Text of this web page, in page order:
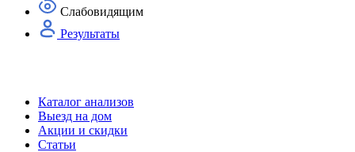
Слабовидящим
Результаты
Каталог анализов
Выезд на дом
Акции и скидки
Статьи